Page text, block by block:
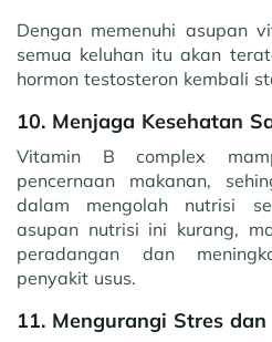
Dengan memenuhi asupan
semua keluhan itu akan
hormon testosteron kembali
10. Menjaga Kesehatan
Vitamin B complex
pencernaan makanan,
dalam mengolah nutrisi
asupan nutrisi ini kurang,
peradangan dan
penyakit usus.
11. Mengurangi Stres